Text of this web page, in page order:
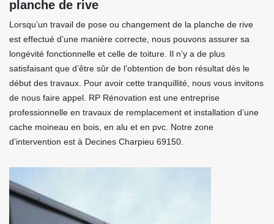
planche de rive
Lorsqu’un travail de pose ou changement de la planche de rive
est effectué d’une manière correcte, nous pouvons assurer sa
longévité fonctionnelle et celle de toiture. Il n’y a de plus
satisfaisant que d’être sûr de l’obtention de bon résultat dès le
début des travaux. Pour avoir cette tranquillité, nous vous invitons
de nous faire appel. RP Rénovation est une entreprise
professionnelle en travaux de remplacement et installation d’une
cache moineau en bois, en alu et en pvc. Notre zone
d’intervention est à Decines Charpieu 69150.